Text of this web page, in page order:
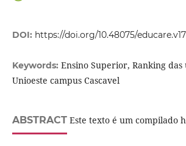
DOI: https://doi.org/10.48075/
Keywords: Ensino Superior, Ranking das
Unioeste campus Cascavel
ABSTRACTEste texto é um compilado